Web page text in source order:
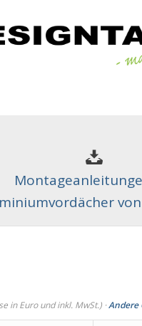
in Euro und inkl. MwSt.) ·Andere